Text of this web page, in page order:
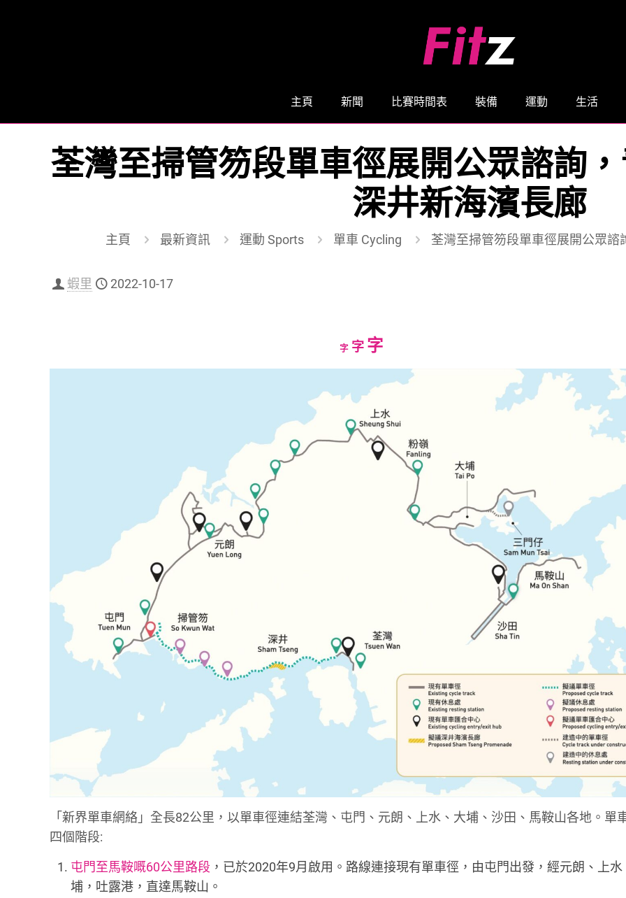
主頁 新聞 比賽時間表 裝備 運動 生活
荃灣至掃管笏段單車徑展開公眾諮詢
深井新海濱長廊
主頁 最新資訊 運動 Sports 單車 Cycling 荃灣至掃管笏段單車徑展開公眾
蝦里 2022-10-17
字Decrease
字Reset
size.
字Increase
font
size.
「新界單車網絡」全長82公里，以單車徑連結荃灣、屯門、元朗、上水、大埔、沙田、馬鞍山各地。單
四個階段:
屯門至馬鞍嘅60公里路段 ，已於2020年9月啟用。路線連接現有單車徑，由屯門出發，經元朗、上水
埔，吐露港，直達馬鞍山。